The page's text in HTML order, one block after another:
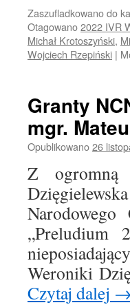
Zaszufladkowano do
Otagowano2022 IVR
Michał Krotoszyński,
Wojciech Rzepiński |
Granty
mgr.
Opublikowano26
Z ogromną
„Preludium
Weroniki
Czytaj dalej →